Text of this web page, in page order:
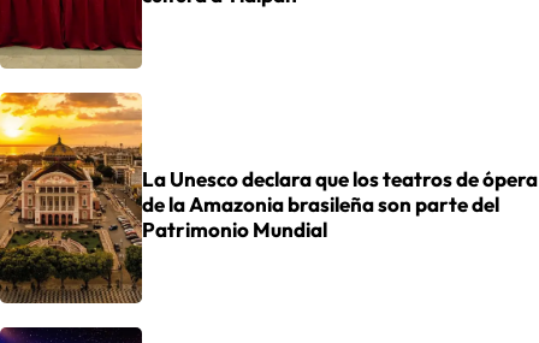
La Unesco declara que los teatros de ópera
de la Amazonia brasileña son parte del
Patrimonio Mundial